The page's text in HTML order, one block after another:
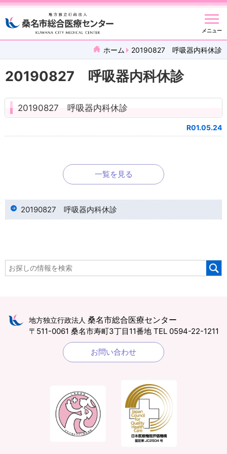
メニュー
ホーム 20190827 呼吸器内科休診
20190827 呼吸器内科休診
20190827 呼吸器内科休診
R01.05.24
一覧を見る
20190827 呼吸器内科休診
地方独立行政法人 桑名市総合医療センター
〒511-0061 桑名市寿町3丁目11番地 TEL 0594-22-1211
お問い合わせ